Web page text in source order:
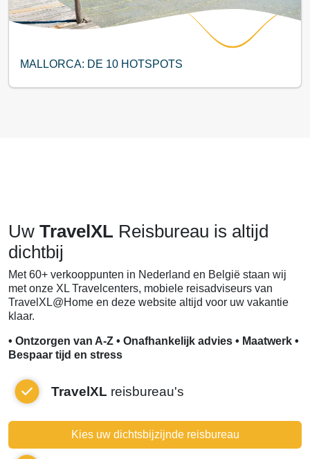
MALLORCA: DE 10 HOTSPOTS
Uw TravelXL Reisbureau is altijd
dichtbij
Met 60+ verkooppunten in Nederland en België staan wij
met onze XL Travelcenters, mobiele reisadviseurs van
TravelXL@Home en deze website altijd voor uw vakantie
klaar.
• Ontzorgen van A-Z • Onafhankelijk advies • Maatwerk •
Bespaar tijd en stress
TravelXL reisbureau's
Kies uw dichtsbijzijnde reisbureau